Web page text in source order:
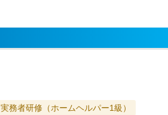
実務者研修（ホームヘルパー1級）